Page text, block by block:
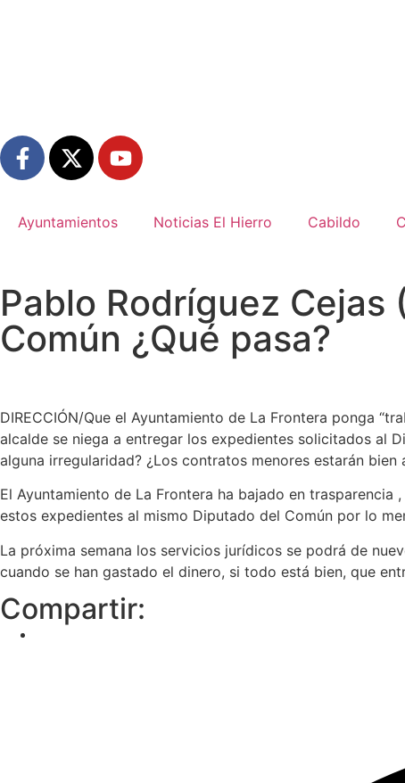
Ayuntamientos Noticias El Hierro Cabildo
Pablo Rodríguez
Común ¿Qué pasa?
DIRECCIÓN/Que el Ayuntamiento de La Frontera ponga
alcalde se niega a entregar los expedientes solicitados al
alguna irregularidad? ¿Los contratos menores estarán
El Ayuntamiento de La Frontera ha bajado en
estos expedientes al mismo Diputado del Común por lo
La próxima semana los servicios jurídicos se podrá de
cuando se han gastado el dinero, si todo está bien, que
Compartir: